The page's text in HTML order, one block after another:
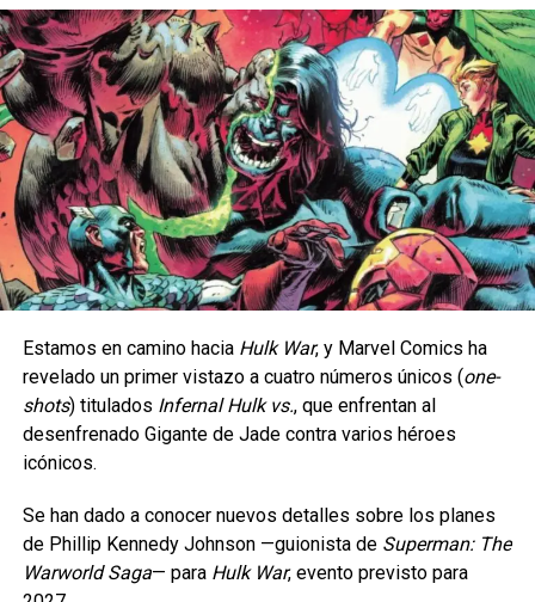
Con Buceo, los jugadores podrán explorar el fondo del mar,
nadar con Pokémon de tipo Agua y construir estructuras
submarinas.
Pokopia irrumpe en el universo de Pokémon como
una propuesta fresca y ambiciosa orientada a
franquicia.
Al fusionar mecánicas de exploración social,
personalización creativa y recolección de criaturas en
No se trata de llevar un personaje estampado, sino de
encontrar esas referencias que
convierten cada par en una pieza llena de personalidad.
Esta colección llegará exclusivamente con dos modelos:
Wally Funk Spider-Man y
Wally Funk Hulk, convirtiéndose en la única puerta de
Estamos en camino hacia Hulk War, y Marvel Comics ha
revelado un primer vistazo a cuatro números únicos (one-
shots) titulados Infernal Hulk vs., que enfrentan al
desenfrenado Gigante de Jade contra varios héroes
icónicos.
Se han dado a conocer nuevos detalles sobre los planes
de Phillip Kennedy Johnson —guionista de Superman: The
Warworld Saga— ​​para Hulk War, evento previsto para